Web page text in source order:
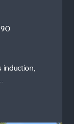
90
induction,